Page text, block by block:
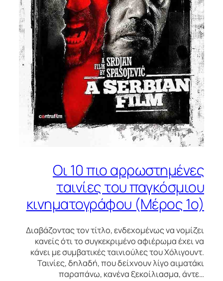
Οι 10 πιο αρρωστημένες
ταινίες του παγκόσμιου
κινηματογράφου (Μέρος 1ο)
Διαβάζοντας τον τίτλο, ενδεχομένως να νομίζει
κανείς ότι το συγκεκριμένο αφιέρωμα έχει να
κάνει με συμβατικές ταινιούλες του Χόλιγουντ.
Ταινίες, δηλαδή, που δείχνουν λίγο αιματάκι
παραπάνω, κανένα ξεκοίλιασμα, άντε…